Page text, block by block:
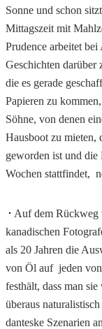
Sonne und schon
Mittagszeit mit
Prudence arbeitet
Geschichten darüber
die es gerade
Papieren zu
Söhne, von denen
Hausboot zu mieten,
geworden ist und
Wochen stattfindet,
Auf dem Rückweg
kanadischen
als 20 Jahren die
von Öl auf jeden
festhält, dass man
überaus
danteske Szenarien